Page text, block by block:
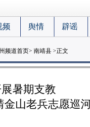
频 舆情 辟谣
频道首页> 南靖县 >正文
暑期支教
山老兵志愿巡